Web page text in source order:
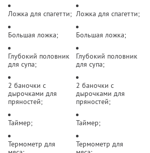
Ложка для спагетти;
Большая ложка;
Глубокий половник
для супа;
2 баночки с
дырочками для
пряностей;
Таймер;
Термометр для
Ложка для спагетти;
Большая ложка;
Глубокий половник
для супа;
2 баночки с
дырочками для
пряностей;
Таймер;
Термометр для